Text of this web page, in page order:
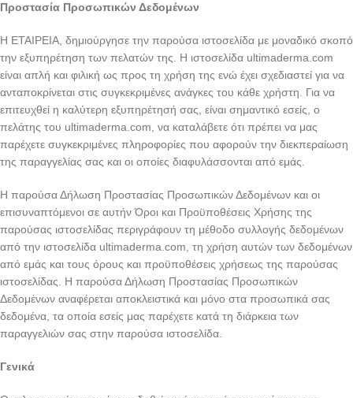
Προστασία Προσωπικών Δεδομένων
H ΕΤΑΙΡΕΙΑ, δημιούργησε την παρούσα ιστοσελίδα με μοναδικό σκοπό
την εξυπηρέτηση των πελατών της. Η ιστοσελίδα ultimaderma.com
είναι απλή και φιλική ως προς τη χρήση της ενώ έχει σχεδιαστεί για να
ανταποκρίνεται στις συγκεκριμένες ανάγκες του κάθε χρήστη. Για να
επιτευχθεί η καλύτερη εξυπηρέτησή σας, είναι σημαντικό εσείς, ο
πελάτης του ultimaderma.com, να καταλάβετε ότι πρέπει να μας
παρέχετε συγκεκριμένες πληροφορίες που αφορούν την διεκπεραίωση
της παραγγελίας σας και οι οποίες διαφυλάσσονται από εμάς.
Η παρούσα Δήλωση Προστασίας Προσωπικών Δεδομένων και οι
επισυναπτόμενοι σε αυτήν Όροι και Προϋποθέσεις Χρήσης της
παρούσας ιστοσελίδας περιγράφουν τη μέθοδο συλλογής δεδομένων
από την ιστοσελίδα ultimaderma.com, τη χρήση αυτών των δεδομένων
από εμάς και τους όρους και προϋποθέσεις χρήσεως της παρούσας
ιστοσελίδας. Η παρούσα Δήλωση Προστασίας Προσωπικών
Δεδομένων αναφέρεται αποκλειστικά και μόνο στα προσωπικά σας
δεδομένα, τα οποία εσείς μας παρέχετε κατά τη διάρκεια των
παραγγελιών σας στην παρούσα ιστοσελίδα.
Γενικά